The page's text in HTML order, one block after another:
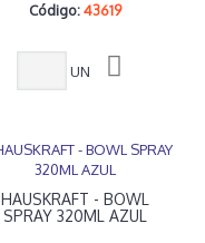
Código: 43619
UN
HAUSKRAFT - BOWL
SPRAY 320ML AZUL